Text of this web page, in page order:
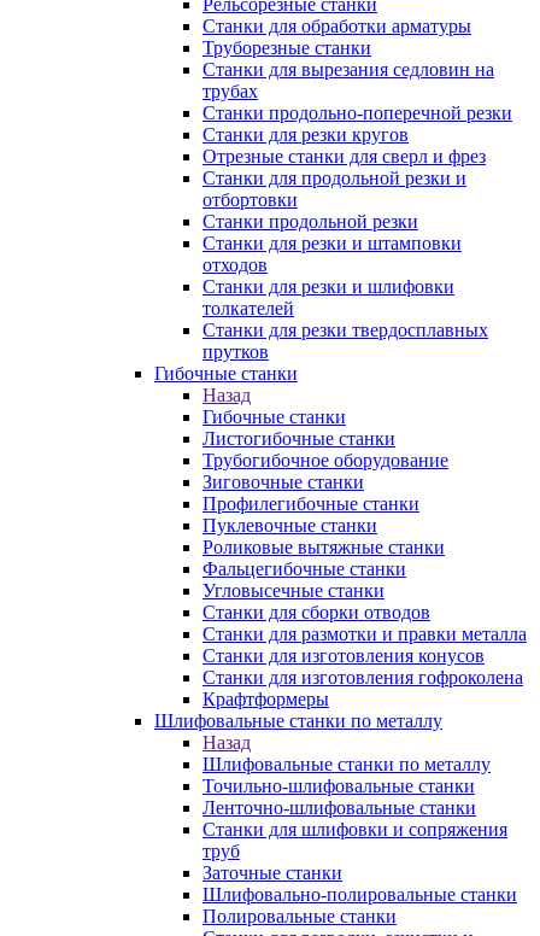
Рельсорезные станки
Станки для обработки арматуры
Труборезные станки
Станки для вырезания седловин на
трубаx
Станки продольно-поперечной резки
Станки для резки кругов
Отрезные станки для сверл и фрез
Станки для продольной резки и
отбортовки
Станки продольной резки
Станки для резки и штамповки
отходов
Станки для резки и шлифовки
толкателей
Станки для резки твердосплавных
прутков
Гибочные станки
Назад
Гибочные станки
Листогибочные станки
Трубогибочное оборудование
Зиговочные станки
Профилегибочные станки
Пуклевочные станки
Роликовые вытяжные станки
Фальцегибочные станки
Угловысечные станки
Станки для сборки отводов
Станки для размотки и правки металла
Станки для изготовления конусов
Станки для изготовления гофроколена
Крафтформеры
Шлифовальные станки по металлу
Назад
Шлифовальные станки по металлу
Точильно-шлифовальные станки
Ленточно-шлифовальные станки
Станки для шлифовки и сопряжения
труб
Заточные станки
Шлифовально-полировальные станки
Полировальные станки